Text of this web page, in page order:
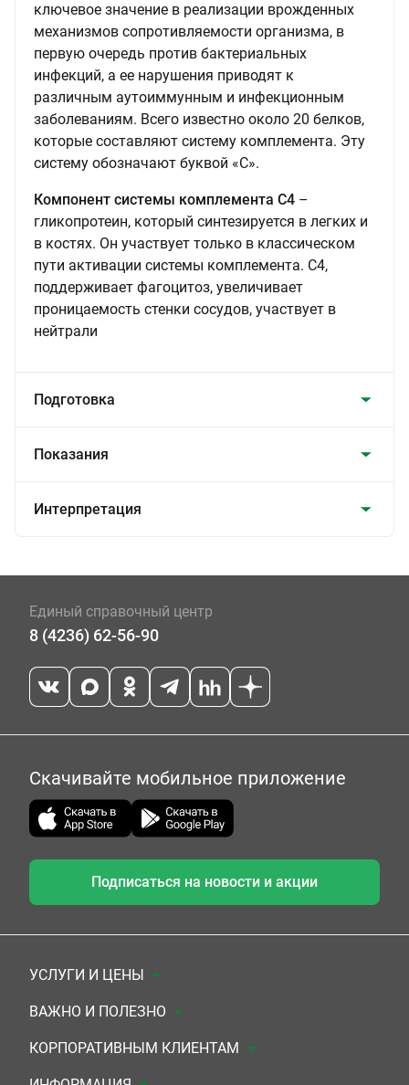
ключевое значение в реализации врожденных
механизмов сопротивляемости организма, в
первую очередь против бактериальных
инфекций, а ее нарушения приводят к
различным аутоиммунным и инфекционным
заболеваниям. Всего известно около 20 белков,
которые составляют систему комплемента. Эту
систему обозначают буквой «С».
Компонент системы комплемента С4 –
гликопротеин, который синтезируется в легких и
в костях. Он участвует только в классическом
пути активации системы комплемента. С4,
поддерживает фагоцитоз, увеличивает
проницаемость стенки сосудов, участвует в
нейтрали
Подготовка
Показания
Интерпретация
Единый справочный центр
8 (4236) 62-56-90
Скачивайте мобильное приложение
Подписаться на новости и акции
УСЛУГИ И ЦЕНЫ
Анализы
Комплексы
ВАЖНО И ПОЛЕЗНО
Документы для заключения договора
КОРПОРАТИВНЫМ КЛИЕНТАМ